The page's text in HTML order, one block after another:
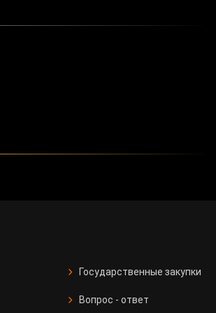
Государственные закупки
Вопрос - ответ